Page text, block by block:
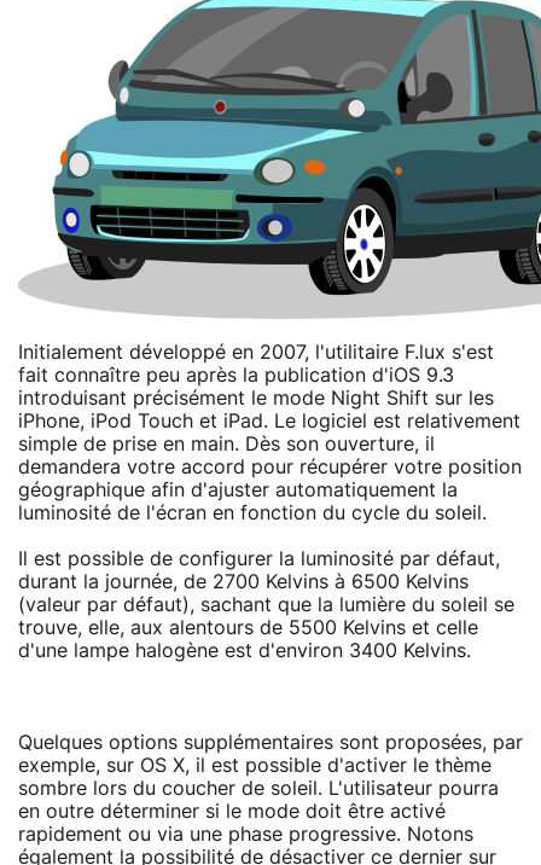
Initialement développé en 2007, l'utilitaire F.lux s'est
fait connaître peu après la publication d'iOS 9.3
introduisant précisément le mode Night Shift sur les
iPhone, iPod Touch et iPad. Le logiciel est relativement
simple de prise en main. Dès son ouverture, il
demandera votre accord pour récupérer votre position
géographique afin d'ajuster automatiquement la
luminosité de l'écran en fonction du cycle du soleil.
Il est possible de configurer la luminosité par défaut,
durant la journée, de 2700 Kelvins à 6500 Kelvins
(valeur par défaut), sachant que la lumière du soleil se
trouve, elle, aux alentours de 5500 Kelvins et celle
d'une lampe halogène est d'environ 3400 Kelvins.
Quelques options supplémentaires sont proposées, par
exemple, sur OS X, il est possible d'activer le thème
sombre lors du coucher de soleil. L'utilisateur pourra
en outre déterminer si le mode doit être activé
rapidement ou via une phase progressive. Notons
également la possibilité de désactiver ce dernier sur